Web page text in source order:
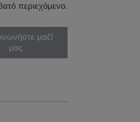
περιεχόμενο.
μαζί
μας